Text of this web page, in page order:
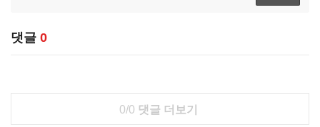
댓글 0
0/0 댓글 더보기